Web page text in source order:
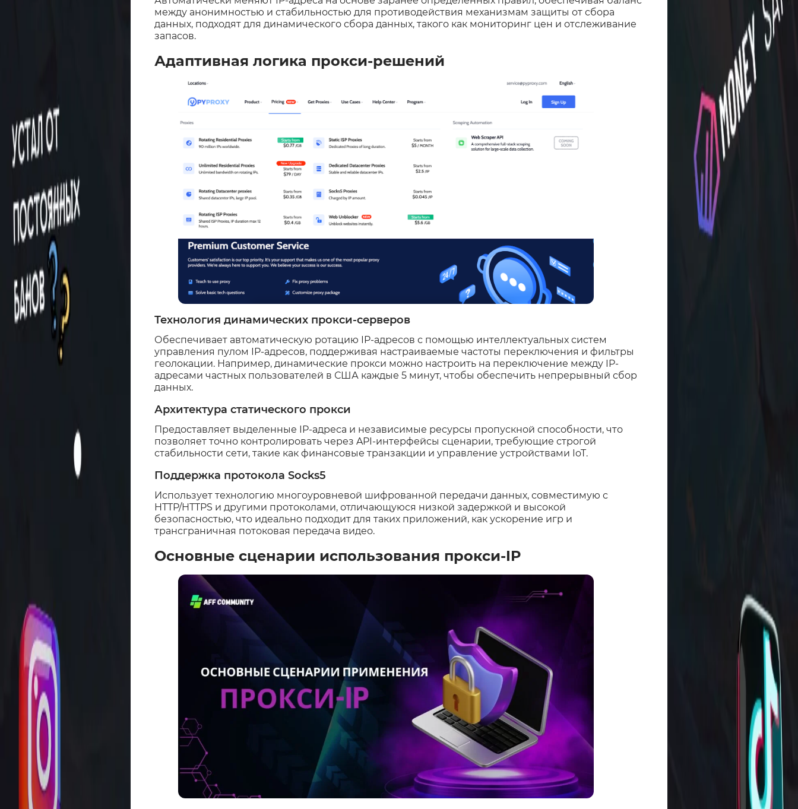
между анонимностью и стабильностью для противодействия механизмам защиты от сбора
данных, подходят для динамического сбора данных, такого как мониторинг цен и отслеживание
запасов.
Адаптивная логика прокси-решений
Технология динамических прокси-серверов
Обеспечивает автоматическую ротацию IP-адресов с помощью интеллектуальных систем
управления пулом IP-адресов, поддерживая настраиваемые частоты переключения и фильтры
геолокации. Например, динамические прокси можно настроить на переключение между IP-
адресами частных пользователей в США каждые 5 минут, чтобы обеспечить непрерывный сбор
данных.
Архитектура статического прокси
Предоставляет выделенные IP-адреса и независимые ресурсы пропускной способности, что
позволяет точно контролировать через API-интерфейсы сценарии, требующие строгой
стабильности сети, такие как финансовые транзакции и управление устройствами IoT.
Поддержка протокола Socks5
Использует технологию многоуровневой шифрованной передачи данных, совместимую с
HTTP/HTTPS и другими протоколами, отличающуюся низкой задержкой и высокой
безопасностью, что идеально подходит для таких приложений, как ускорение игр и
трансграничная потоковая передача видео.
Основные сценарии использования прокси-IP